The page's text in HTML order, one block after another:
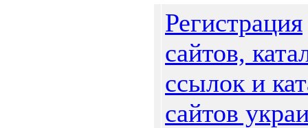
Регистрация
сайтов,
ссылок и
сайтов